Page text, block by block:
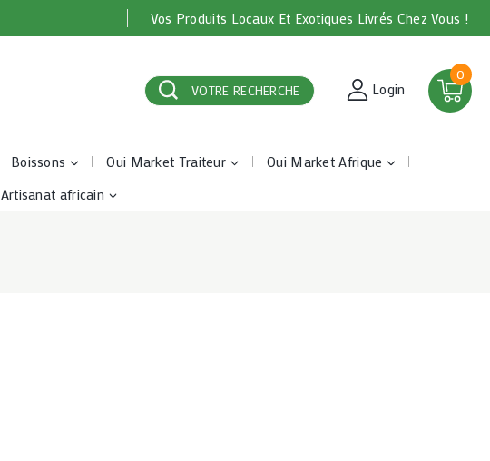
Vos Produits Locaux Et Exotiques Livrés Chez Vous !
VOTRE RECHERCHE Login
0
Boissons Oui Market Traiteur
Oui Market Afrique
Artisanat africain